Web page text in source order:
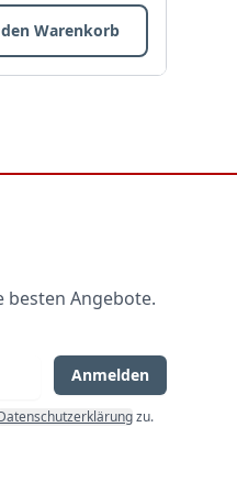
Warenkorb
besten Angebote.
Anmelden
zu.